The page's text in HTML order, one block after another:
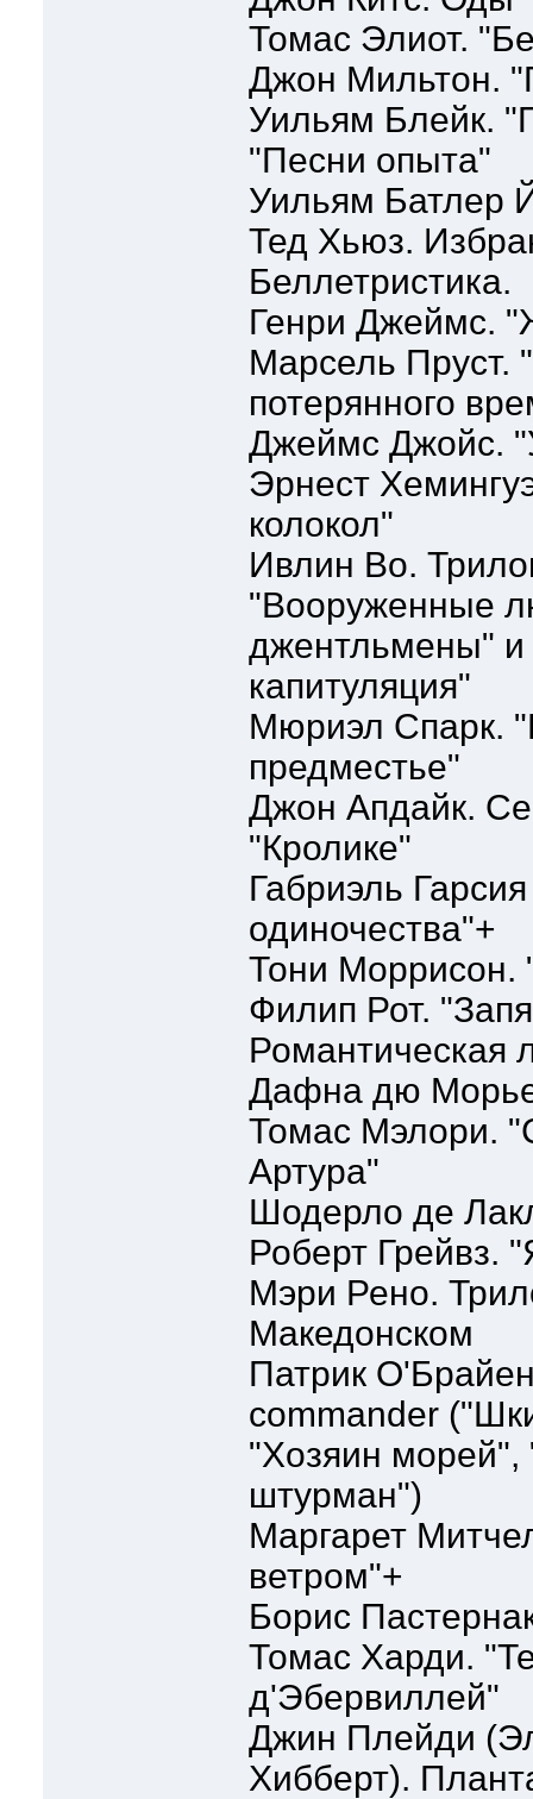
Томас Элиот.
Джон Мильтон.
Уильям Блейк.
"Песни опыта"
Уильям Батлер
Тед Хьюз.
Беллетристика.
Генри Джеймс.
Марсель Пруст.
потерянного
Джеймс Джойс.
Эрнест
колокол"
Ивлин Во.
"Вооруженные
джентльмены" и
капитуляция"
Мюриэл Спарк.
предместье"
Джон Апдайк.
"Кролике"
Габриэль
одиночества"+
Тони
Филип Рот.
Романтическая
Дафна дю
Томас Мэлори.
Артура"
Шодерло де
Роберт Грейвз.
Мэри Рено.
Македонском
Патрик
commander
"Хозяин
штурман")
Маргарет
ветром"+
Борис
Томас Харди.
д'Эбервиллей"
Джин Плейди
Хибберт).